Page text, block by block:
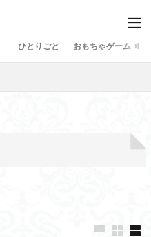
ひとりごと おもちゃゲーム